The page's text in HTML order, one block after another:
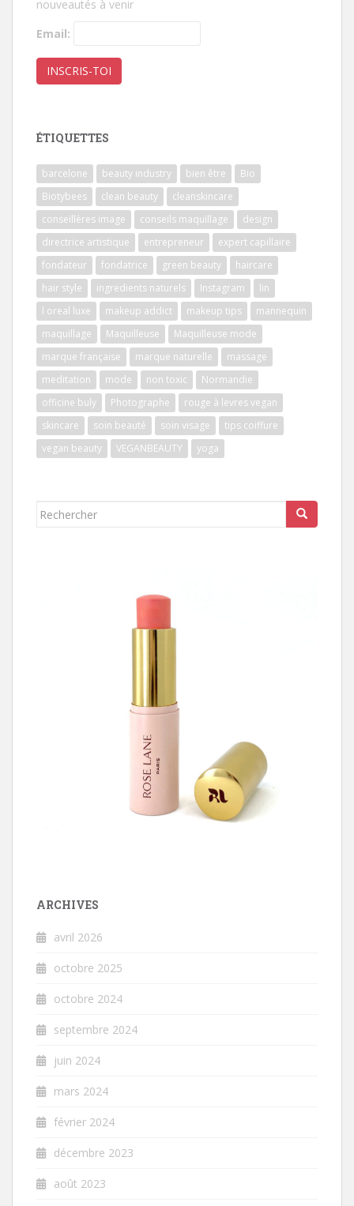
nouveautés à venir
Email:
ÉTIQUETTES
barcelone beauty industry bien être
Bio
Biotybees
clean beauty
cleanskincare
conseillères image
conseils maquillage
design
directrice artistique
entrepreneur
expert capillaire
fondateur
fondatrice green beauty
haircare
hair style
ingredients naturels Instagram
lin
l oreal luxe
makeup addict makeup tips
mannequin
maquillage
Maquilleuse
Maquilleuse mode
marque française
marque naturelle
massage
meditation
mode non toxic
Normandie
officine buly
Photographe
rouge à levres vegan
skincare
soin beauté soin visage
tips coiffure
vegan beauty
VEGANBEAUTY yoga
Rechercher...
ARCHIVES
avril 2026
octobre 2025
octobre 2024
septembre 2024
juin 2024
mars 2024
février 2024
décembre 2023
août 2023